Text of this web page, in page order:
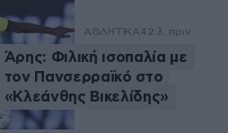
ΑΘΛΗΤΙΚΑ42 λ. πριν
Άρης: Φιλική ισοπαλία με
τον Πανσερραϊκό στο
«Κλεάνθης Βικελίδης»